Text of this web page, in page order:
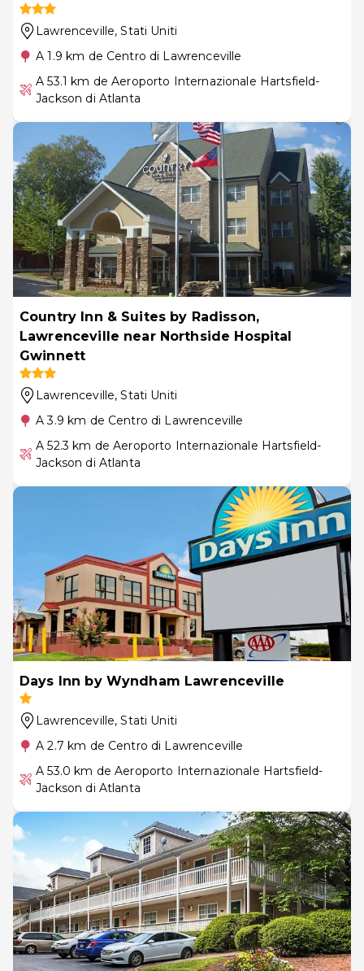
Lawrenceville, Stati Uniti
A 1.9 km de Centro di Lawrenceville
A 53.1 km de Aeroporto Internazionale Hartsfield-
Jackson di Atlanta
Country Inn & Suites by Radisson,
Lawrenceville near Northside Hospital
Gwinnett
Lawrenceville, Stati Uniti
A 3.9 km de Centro di Lawrenceville
A 52.3 km de Aeroporto Internazionale Hartsfield-
Jackson di Atlanta
Days Inn by Wyndham Lawrenceville
Lawrenceville, Stati Uniti
A 2.7 km de Centro di Lawrenceville
A 53.0 km de Aeroporto Internazionale Hartsfield-
Jackson di Atlanta